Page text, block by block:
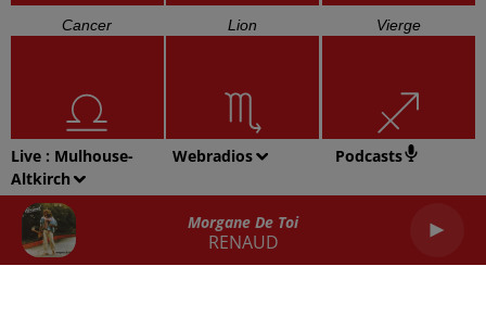
Live : Mulhouse-
Altkirch
Webradios Podcasts
Morgane De Toi
RENAUD
Cancer Lion Vierge
Balance